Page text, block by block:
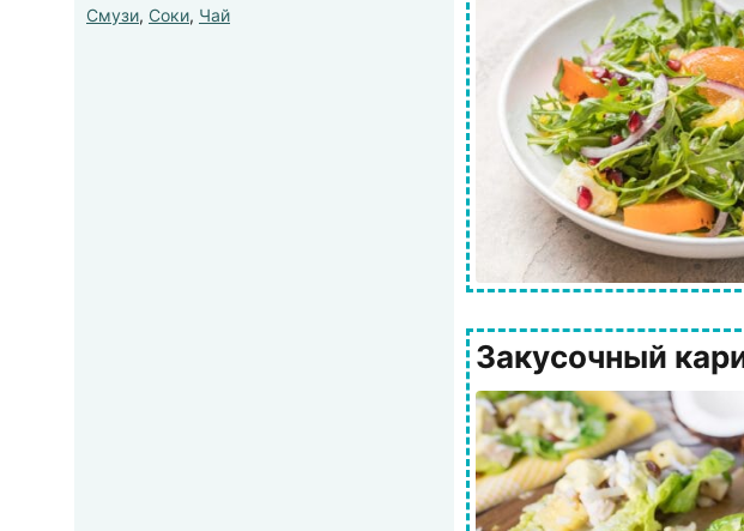
Смузи, Соки, Чай
Закусочный